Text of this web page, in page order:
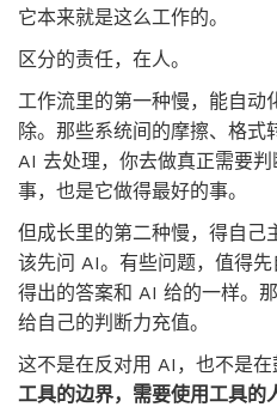
它本来就是这么工作的。
区分的责任，在人。
工作流里的第一种慢，能自动
除。那些系统间的摩擦、格
AI 去处理，你去做真正需要
事，也是它做得最好的事。
但成长里的第二种慢，得自己
该先问 AI。有些问题，值得
得出的答案和 AI 给的一样。
给自己的判断力充值。
这不是在反对用 AI，也不是在
工具的边界，需要使用工具的